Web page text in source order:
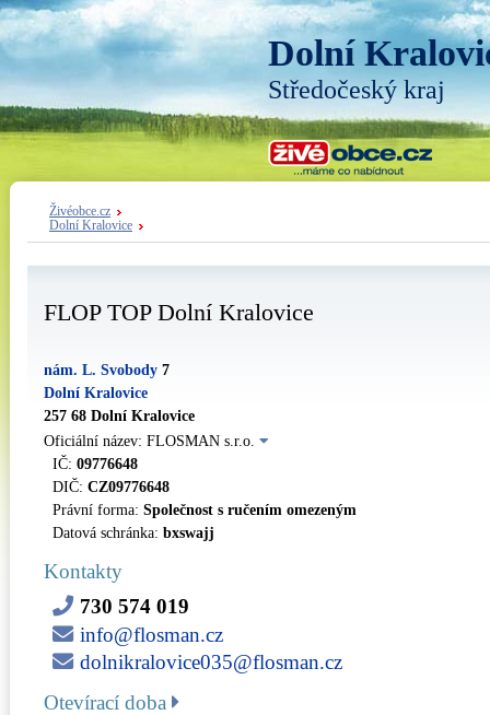
Dolní
Středočeský kraj
Živéobce.cz
Dolní Kralovice
FLOP TOP Dolní Kralovice
nám. L. Svobody 7
Dolní Kralovice
257 68 Dolní Kralovice
Oficiální název: FLOSMAN s.r.o.
IČ: 09776648
DIČ: CZ09776648
Právní forma: Společnost s ručením omezeným
Datová schránka: bxswajj
Kontakty
730 574 019
info@flosman.cz
dolnikralovice035@flosman.cz
Otevírací doba